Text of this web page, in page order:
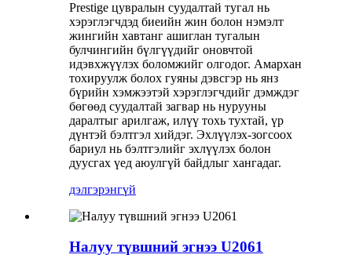
Prestige цувралын суудалтай тугал нь
хэрэглэгчдэд биеийн жин болон нэмэлт
жингийн хавтанг ашиглан тугалын
булчингийн бүлгүүдийг оновчтой
идэвхжүүлэх боломжийг олгодог. Амархан
тохируулж болох гуяны дэвсгэр нь янз
бүрийн хэмжээтэй хэрэглэгчдийг дэмждэг
бөгөөд суудалтай загвар нь нурууны
даралтыг арилгаж, илүү тохь тухтай, үр
дүнтэй бэлтгэл хийдэг. Эхлүүлэх-зогсоох
бариул нь бэлтгэлийг эхлүүлэх болон
дуусгах үед аюулгүй байдлыг хангадаг.
дэлгэрэнгүй
Налуу түвшний эгнээ U2061